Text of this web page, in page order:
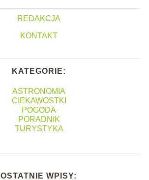
REDAKCJA
KONTAKT
KATEGORIE:
ASTRONOMIA
CIEKAWOSTKI
POGODA
PORADNIK
TURYSTYKA
OSTATNIE WPISY: